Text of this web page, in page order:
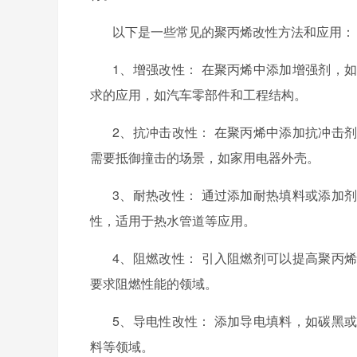
以下是一些常见的聚丙烯改性方法和应用：
1、 增强改性： 在聚丙烯中添加增强剂，
求的应用，如汽车零部件和工程结构。
2、 抗冲击改性： 在聚丙烯中添加抗冲击
需要抵御撞击的场景，如家用电器外壳。
3、 耐热改性： 通过添加耐热填料或添加
性，适用于热水管道等应用。
4、 阻燃改性： 引入阻燃剂可以提高聚丙
要求阻燃性能的领域。
5、 导电性改性： 添加导电填料，如碳黑
料等领域。